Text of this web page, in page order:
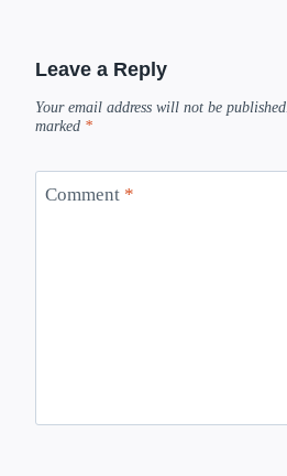
Leave a Reply
Your email address will not be published.
marked *
Comment *